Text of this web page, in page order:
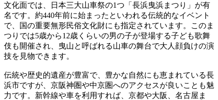
文化面では、日本三大山車祭の1つ「長浜曳浜まつり」が有
名です。約440年前に始まったといわれる伝統的なイベント
で、国の重要無形民俗文化財にも指定されています。このま
つりでは5歳から12歳くらいの男の子が登場する子ども歌舞
伎も開催され、曳山と呼ばれる山車の舞台で大人顔負けの演
技を見物できます。
伝統や歴史的遺産が豊富で、豊かな自然にも恵まれている長
浜市ですが、京阪神圏や中京圏へのアクセスが良いことも魅
力です。新幹線や車を利用すれば、京都や大阪、名古屋ま